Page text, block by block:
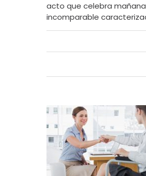
acto que celebra mañana
incomparable